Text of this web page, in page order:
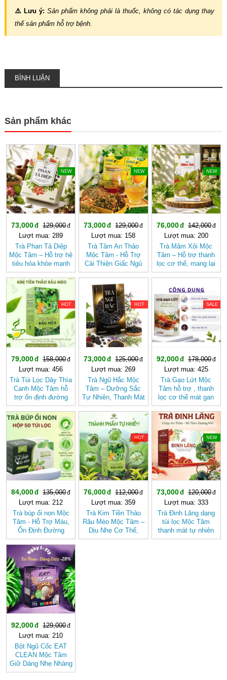
⚠️ Lưu ý: Sản phẩm không phải là thuốc, không có tác dụng thay
thế sản phẩm hỗ trợ bệnh.
BÌNH LUẬN
Sản phẩm khác
-43%
NEW
73,000
129,000
Lượt mua: 289
Trà Phan Tả Diệp
Mộc Tâm – Hỗ trợ hệ
tiêu hóa khỏe mạnh
-43%
NEW
73,000
129,000
Lượt mua: 158
Trà Tâm An Thảo
Mộc Tâm - Hỗ Trợ
Cải Thiện Giấc Ngủ
-46%
NEW
76,000
142,000
Lượt mua: 200
Trà Mâm Xôi Mộc
Tâm – Hỗ trợ thanh
lọc cơ thể, mang lại
cảm giác nhẹ nhàng
HOT
79,000
158,000
Lượt mua: 456
Trà Túi Lọc Dây Thìa
Canh Mộc Tâm hỗ
trợ ổn định đường
huyết
HOT
73,000
125,000
Lượt mua: 269
Trà Ngũ Hắc Mộc
Tâm – Dưỡng Sắc
Tự Nhiên, Thanh Mát
Dịu Nhẹ (hộp 20 túi
lọc)
SALE
92,000
178,000
Lượt mua: 425
Trà Gạo Lứt Mộc
Tâm hỗ trợ , thanh
lọc cơ thể mát gan
-37%
84,000
135,000
Lượt mua: 212
Trà búp ổi non Mộc
Tâm - Hỗ Trợ Máu,
Ổn Định Đường
Huyết
-32%
HOT
76,000
112,000
Lượt mua: 359
Trà Kim Tiền Thảo
Râu Mèo Mộc Tâm –
Dịu Nhẹ Cơ Thể,
Thanh Mát Mỗi Ngày
-39%
NEW
73,000
120,000
Lượt mua: 333
Trà Đinh Lăng dạng
túi lọc Mộc Tâm
thanh mát tự nhiên
-28%
92,000
129,000
Lượt mua: 210
Bột Ngũ Cốc EAT
CLEAN Mộc Tâm
Giữ Dáng Nhẹ Nhàng
Theo Cách Tự Nhiên